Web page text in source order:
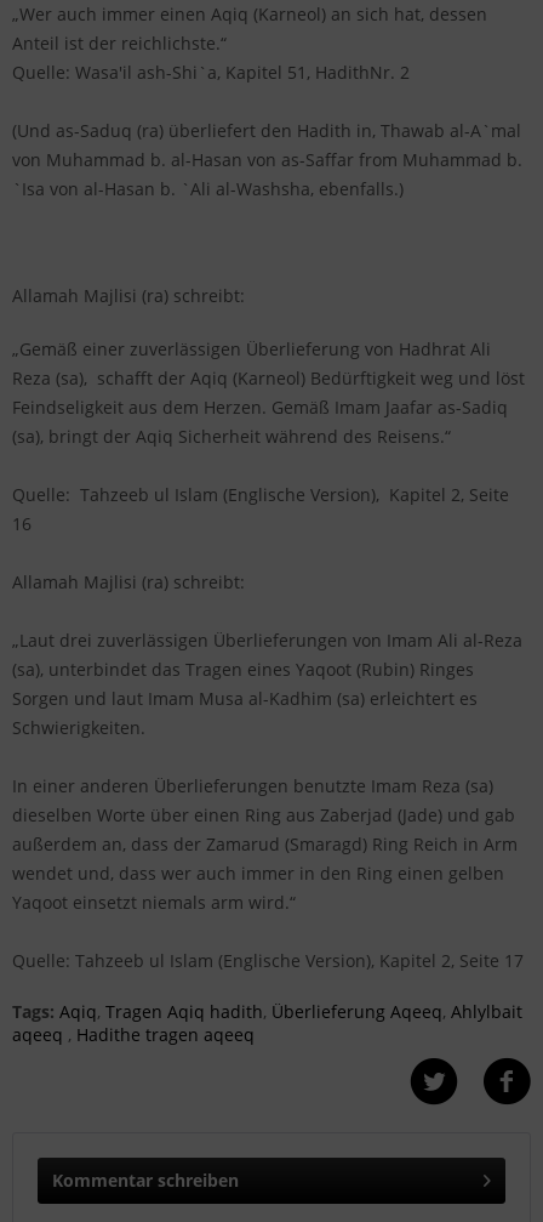
„Wer auch immer einen Aqiq (Karneol) an sich hat, dessen
Anteil ist der reichlichste.“
Quelle: Wasa'il ash-Shi`a, Kapitel 51, HadithNr. 2
(Und as-Saduq (ra) überliefert den Hadith in, Thawab al-A`mal
von Muhammad b. al-Hasan von as-Saffar from Muhammad b.
`Isa von al-Hasan b. `Ali al-Washsha, ebenfalls.)
Allamah Majlisi (ra) schreibt:
„Gemäß einer zuverlässigen Überlieferung von Hadhrat Ali
Reza (sa), schafft der Aqiq (Karneol) Bedürftigkeit weg und löst
Feindseligkeit aus dem Herzen. Gemäß Imam Jaafar as-Sadiq
(sa), bringt der Aqiq Sicherheit während des Reisens.“
Quelle: Tahzeeb ul Islam (Englische Version), Kapitel 2, Seite
16
Allamah Majlisi (ra) schreibt:
„Laut drei zuverlässigen Überlieferungen von Imam Ali al-Reza
(sa), unterbindet das Tragen eines Yaqoot (Rubin) Ringes
Sorgen und laut Imam Musa al-Kadhim (sa) erleichtert es
Schwierigkeiten.
In einer anderen Überlieferungen benutzte Imam Reza (sa)
dieselben Worte über einen Ring aus Zaberjad (Jade) und gab
außerdem an, dass der Zamarud (Smaragd) Ring Reich in Arm
wendet und, dass wer auch immer in den Ring einen gelben
Yaqoot einsetzt niemals arm wird.“
Quelle: Tahzeeb ul Islam (Englische Version), Kapitel 2, Seite 17
Tags: Aqiq, Tragen Aqiq hadith, Überlieferung Aqeeq, Ahlylbait
aqeeq , Hadithe tragen aqeeq
Kommentar schreiben